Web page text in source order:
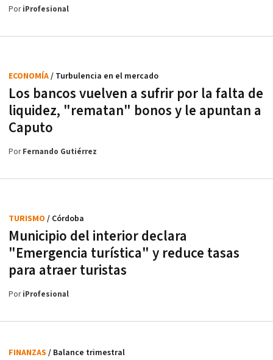
PoriProfesional
Los bancos vuelven a sufrir por la falta de
liquidez, "rematan" bonos y le apuntan a
Caputo
ECONOMÍA/ Turbulencia en el mercado
PorFernando Gutiérrez
Municipio del interior declara
"Emergencia turística" y reduce tasas
para atraer turistas
TURISMO / Córdoba
PoriProfesional
FINANZAS / Balance trimestral